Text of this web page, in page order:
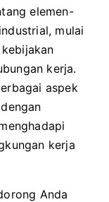
elemen-
mulai
kerja.
aspek
kerja
Anda